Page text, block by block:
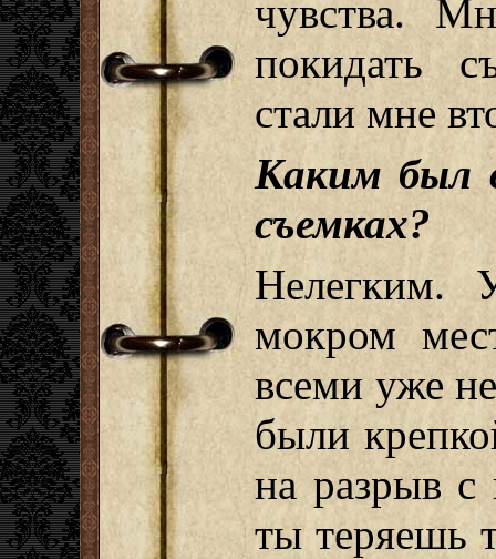
чувства.
покидать
стали мне
Каким был
съемках?
Нелегким.
мокром
всеми уже
были
на разрыв с
ты теряешь